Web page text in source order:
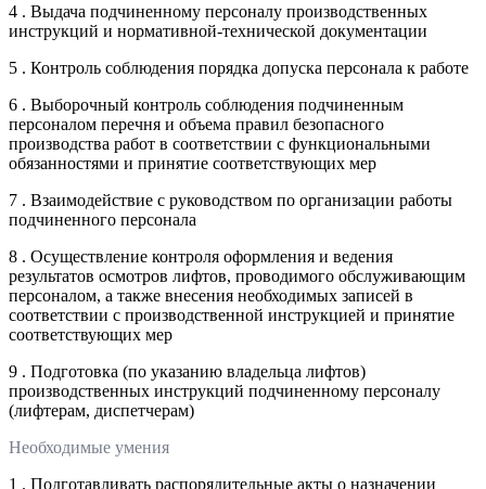
4 . Выдача подчиненному персоналу производственных
инструкций и нормативной-технической документации
5 . Контроль соблюдения порядка допуска персонала к работе
6 . Выборочный контроль соблюдения подчиненным
персоналом перечня и объема правил безопасного
производства работ в соответствии с функциональными
обязанностями и принятие соответствующих мер
7 . Взаимодействие с руководством по организации работы
подчиненного персонала
8 . Осуществление контроля оформления и ведения
результатов осмотров лифтов, проводимого обслуживающим
персоналом, а также внесения необходимых записей в
соответствии с производственной инструкцией и принятие
соответствующих мер
9 . Подготовка (по указанию владельца лифтов)
производственных инструкций подчиненному персоналу
(лифтерам, диспетчерам)
Необходимые умения
1 . Подготавливать распорядительные акты о назначении